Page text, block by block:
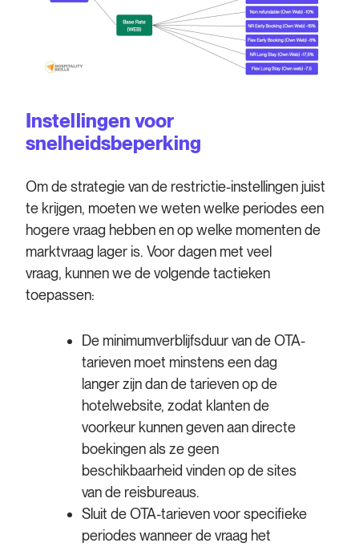
Instellingen voor
snelheidsbeperking
Om de strategie van de restrictie-instellingen juist
te krijgen, moeten we weten welke periodes een
hogere vraag hebben en op welke momenten de
marktvraag lager is. Voor dagen met veel
vraag, kunnen we de volgende tactieken
toepassen:
De minimumverblijfsduur van de OTA-
tarieven moet minstens een dag
langer zijn dan de tarieven op de
hotelwebsite, zodat klanten de
voorkeur kunnen geven aan directe
boekingen als ze geen
beschikbaarheid vinden op de sites
van de reisbureaus.
Sluit de OTA-tarieven voor specifieke
periodes wanneer de vraag het